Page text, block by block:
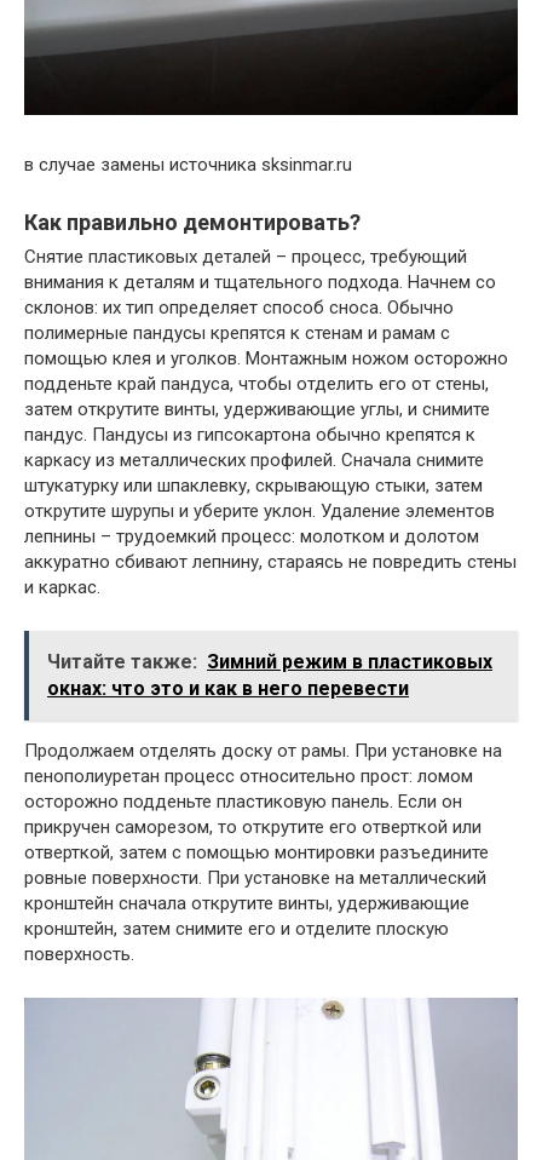
в случае замены источника sksinmar.ru
Как правильно демонтировать?
Снятие пластиковых деталей – процесс, требующий
внимания к деталям и тщательного подхода. Начнем со
склонов: их тип определяет способ сноса. Обычно
полимерные пандусы крепятся к стенам и рамам с
помощью клея и уголков. Монтажным ножом осторожно
подденьте край пандуса, чтобы отделить его от стены,
затем открутите винты, удерживающие углы, и снимите
пандус. Пандусы из гипсокартона обычно крепятся к
каркасу из металлических профилей. Сначала снимите
штукатурку или шпаклевку, скрывающую стыки, затем
открутите шурупы и уберите уклон. Удаление элементов
лепнины – трудоемкий процесс: молотком и долотом
аккуратно сбивают лепнину, стараясь не повредить стены
и каркас.
Читайте также: Зимний режим в пластиковых
окнах: что это и как в него перевести
Продолжаем отделять доску от рамы. При установке на
пенополиуретан процесс относительно прост: ломом
осторожно подденьте пластиковую панель. Если он
прикручен саморезом, то открутите его отверткой или
отверткой, затем с помощью монтировки разъедините
ровные поверхности. При установке на металлический
кронштейн сначала открутите винты, удерживающие
кронштейн, затем снимите его и отделите плоскую
поверхность.